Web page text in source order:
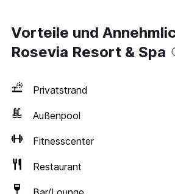
Vorteile und
Rosevia Resort & Spa
Privatstrand
Außenpool
Fitnesscenter
Restaurant